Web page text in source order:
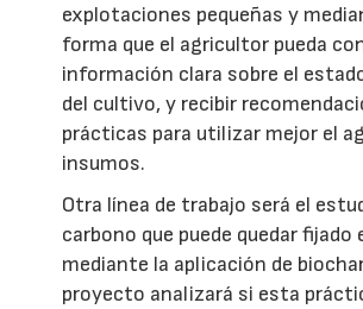
explotaciones pequeñas y
forma que el agricultor pueda
información clara sobre el
del cultivo, y recibir
prácticas para utilizar mejor el
insumos.
Otra línea de trabajo será el
carbono que puede quedar fijado
mediante la aplicación de
proyecto analizará si esta